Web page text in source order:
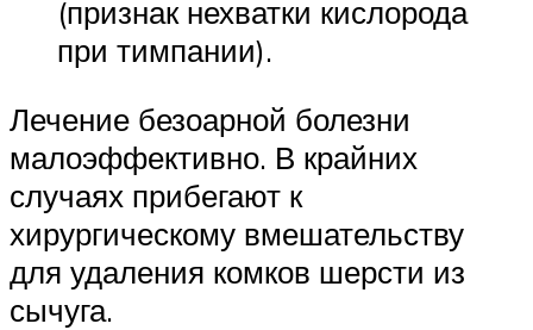
(признак нехватки кислорода
при тимпании).
Лечение безоарной болезни
малоэффективно. В крайних
случаях прибегают к
хирургическому вмешательству
для удаления комков шерсти из
сычуга.